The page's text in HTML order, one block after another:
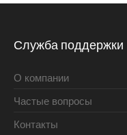
Служба поддержки
О компании
Частые вопросы
Контакты